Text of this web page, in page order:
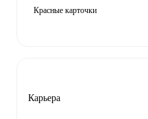
Красные карточки
Карьера